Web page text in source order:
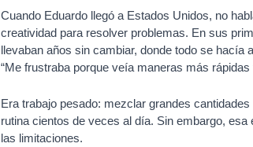
Cuando Eduardo llegó a Estados Unidos, no
creatividad para resolver problemas. En sus
llevaban años sin cambiar, donde todo se hacía
“Me frustraba porque veía maneras más
Era trabajo pesado: mezclar grandes
rutina cientos de veces al día. Sin embargo,
las limitaciones.